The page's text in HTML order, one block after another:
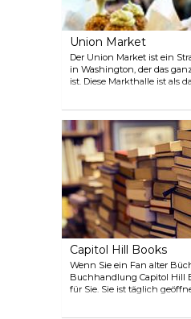
Union Market
Der Union Market ist ein
in Washington, der das
ist. Diese Markthalle ist als
Zentrum der Hauptstadt
und in Ihrer Freizeit
Capitol Hill Books
Wenn Sie ein Fan alter
Buchhandlung Capitol Hill
für Sie. Sie ist täglich
Schritte vom Kapitol der